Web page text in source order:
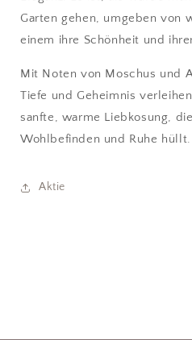
Garten gehen, umgeben von
einem ihre Schönheit und
Mit Noten von Moschus und
Tiefe und Geheimnis
sanfte, warme Liebkosung,
Wohlbefinden und Ruhe hüllt.
Aktie